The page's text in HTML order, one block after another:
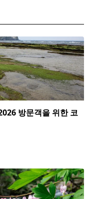
방문객을 위한 코